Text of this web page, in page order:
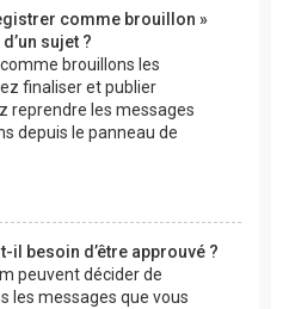
comme brouillon »
sujet ?
brouillons les
finaliser et publier
reprendre les messages
depuis le panneau de
besoin d’être approuvé ?
peuvent décider de
les messages que vous